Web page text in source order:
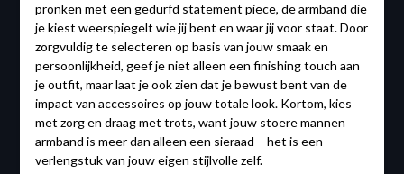
pronken met een gedurfd statement piece, de armband die
je kiest weerspiegelt wie jij bent en waar jij voor staat. Door
zorgvuldig te selecteren op basis van jouw smaak en
persoonlijkheid, geef je niet alleen een finishing touch aan
je outfit, maar laat je ook zien dat je bewust bent van de
impact van accessoires op jouw totale look. Kortom, kies
met zorg en draag met trots, want jouw stoere mannen
armband is meer dan alleen een sieraad – het is een
verlengstuk van jouw eigen stijlvolle zelf.